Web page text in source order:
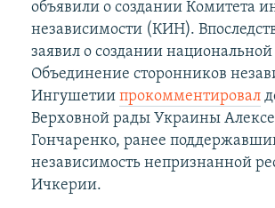
объявили о создании Комитета
независимости (КИН).
заявил о создании
Объединение сторонников
Ингушетии прокомментировал
Верховной рады Украины
Гончаренко, ранее
независимость непризнанной
Ичкерии.